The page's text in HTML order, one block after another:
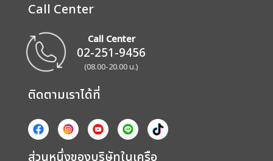
Call Center
Call Center
02-251-9456
(08.00-20.00 น.)
ติดตามเราได้ที่
ส่วนหนึ่งของบริษัทในเครือ